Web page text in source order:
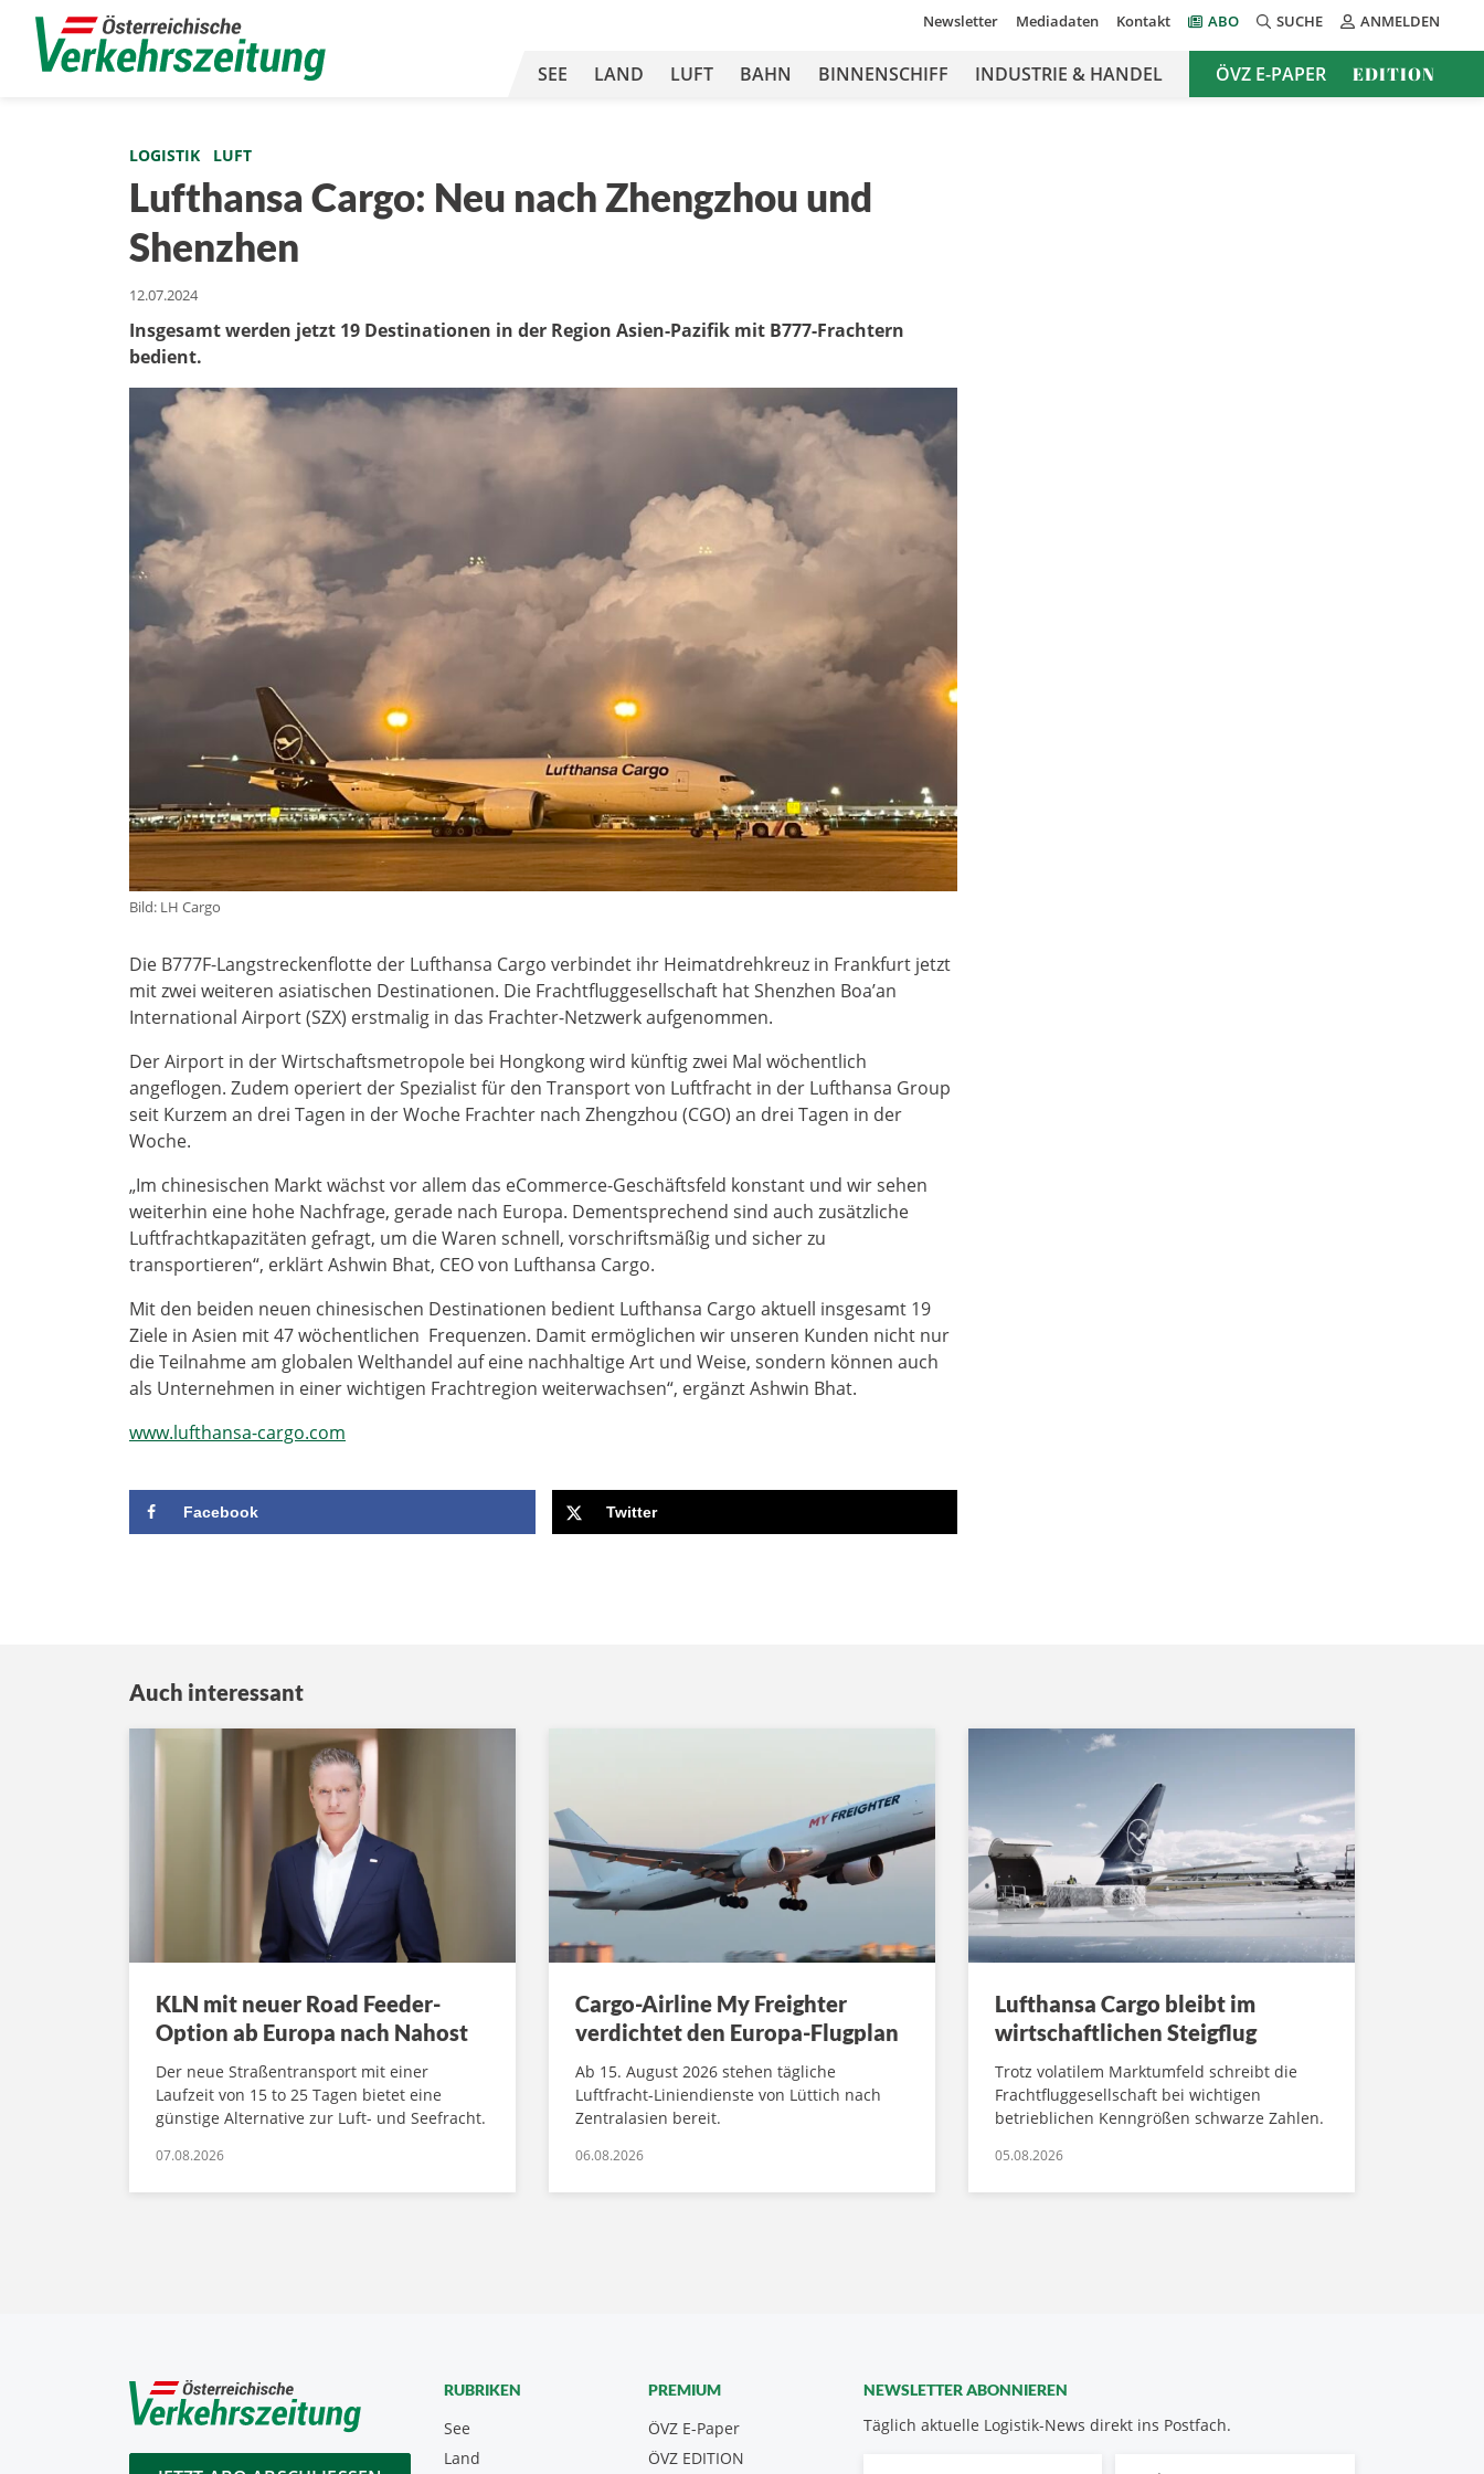
Newsletter Mediadaten Kontakt ABO SUCHE ANMELDEN
SEE LAND LUFT BAHN BINNENSCHIFF INDUSTRIE & HANDEL ÖVZ E-PAPER EDITION
LOGISTIK LUFT
Lufthansa Cargo: Neu nach Zhengzhou und
Shenzhen
12.07.2024
Insgesamt werden jetzt 19 Destinationen in der Region Asien-Pazifik mit B777-Frachtern
bedient.
Bild: LH Cargo
Die B777F-Langstreckenflotte der Lufthansa Cargo verbindet ihr Heimatdrehkreuz in Frankfurt jetzt
mit zwei weiteren asiatischen Destinationen. Die Frachtfluggesellschaft hat Shenzhen Boa’an
International Airport (SZX) erstmalig in das Frachter-Netzwerk aufgenommen.
Der Airport in der Wirtschaftsmetropole bei Hongkong wird künftig zwei Mal wöchentlich
angeflogen. Zudem operiert der Spezialist für den Transport von Luftfracht in der Lufthansa Group
seit Kurzem an drei Tagen in der Woche Frachter nach Zhengzhou (CGO) an drei Tagen in der
Woche.
„Im chinesischen Markt wächst vor allem das eCommerce-Geschäftsfeld konstant und wir sehen
weiterhin eine hohe Nachfrage, gerade nach Europa. Dementsprechend sind auch zusätzliche
Luftfrachtkapazitäten gefragt, um die Waren schnell, vorschriftsmäßig und sicher zu
transportieren“, erklärt Ashwin Bhat, CEO von Lufthansa Cargo.
Mit den beiden neuen chinesischen Destinationen bedient Lufthansa Cargo aktuell insgesamt 19
Ziele in Asien mit 47 wöchentlichen Frequenzen. Damit ermöglichen wir unseren Kunden nicht nur
die Teilnahme am globalen Welthandel auf eine nachhaltige Art und Weise, sondern können auch
als Unternehmen in einer wichtigen Frachtregion weiterwachsen“, ergänzt Ashwin Bhat.
www.lufthansa-cargo.com
Facebook Twitter
Auch interessant
KLN mit neuer Road Feeder-
Option ab Europa nach Nahost
Der neue Straßentransport mit einer
Laufzeit von 15 to 25 Tagen bietet eine
günstige Alternative zur Luft- und Seefracht.
07.08.2026
Cargo-Airline My Freighter
verdichtet den Europa-Flugplan
Ab 15. August 2026 stehen tägliche
Luftfracht-Liniendienste von Lüttich nach
Zentralasien bereit.
06.08.2026
Lufthansa Cargo bleibt im
wirtschaftlichen Steigflug
Trotz volatilem Marktumfeld schreibt die
Frachtfluggesellschaft bei wichtigen
betrieblichen Kenngrößen schwarze Zahlen.
05.08.2026
NEWSLETTER ABONNIEREN
Täglich aktuelle Logistik-News direkt ins Postfach.
RUBRIKEN
See
Land
PREMIUM
ÖVZ E-Paper
ÖVZ EDITION